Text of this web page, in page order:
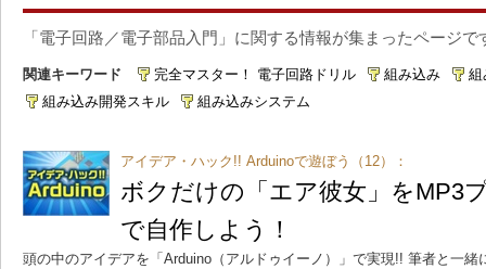
「電子回路／電子部品入門」に関する情報が集まったページで
関連キーワード 完全マスター！ 電子回路ドリル 組み込み
組
組み込み開発スキル
組み込みシステム
アイデア・ハック!! Arduinoで遊ぼう（12）：
ボクだけの「エア彼女」をMP3
で自作しよう！
頭の中のアイデアを「Arduino（アルドゥイーノ）」で実現!! 筆者と一緒